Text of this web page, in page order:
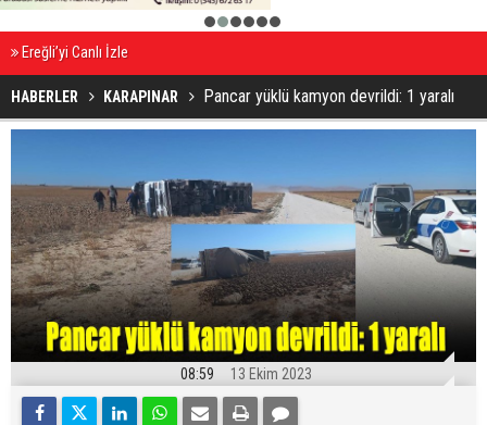
2 3 4 5 6
Ereğli’yi Canlı İzle
HABERLER KARAPINAR Pancar yüklü kamyon devrildi: 1 yaralı
08:59 13 Ekim 2023